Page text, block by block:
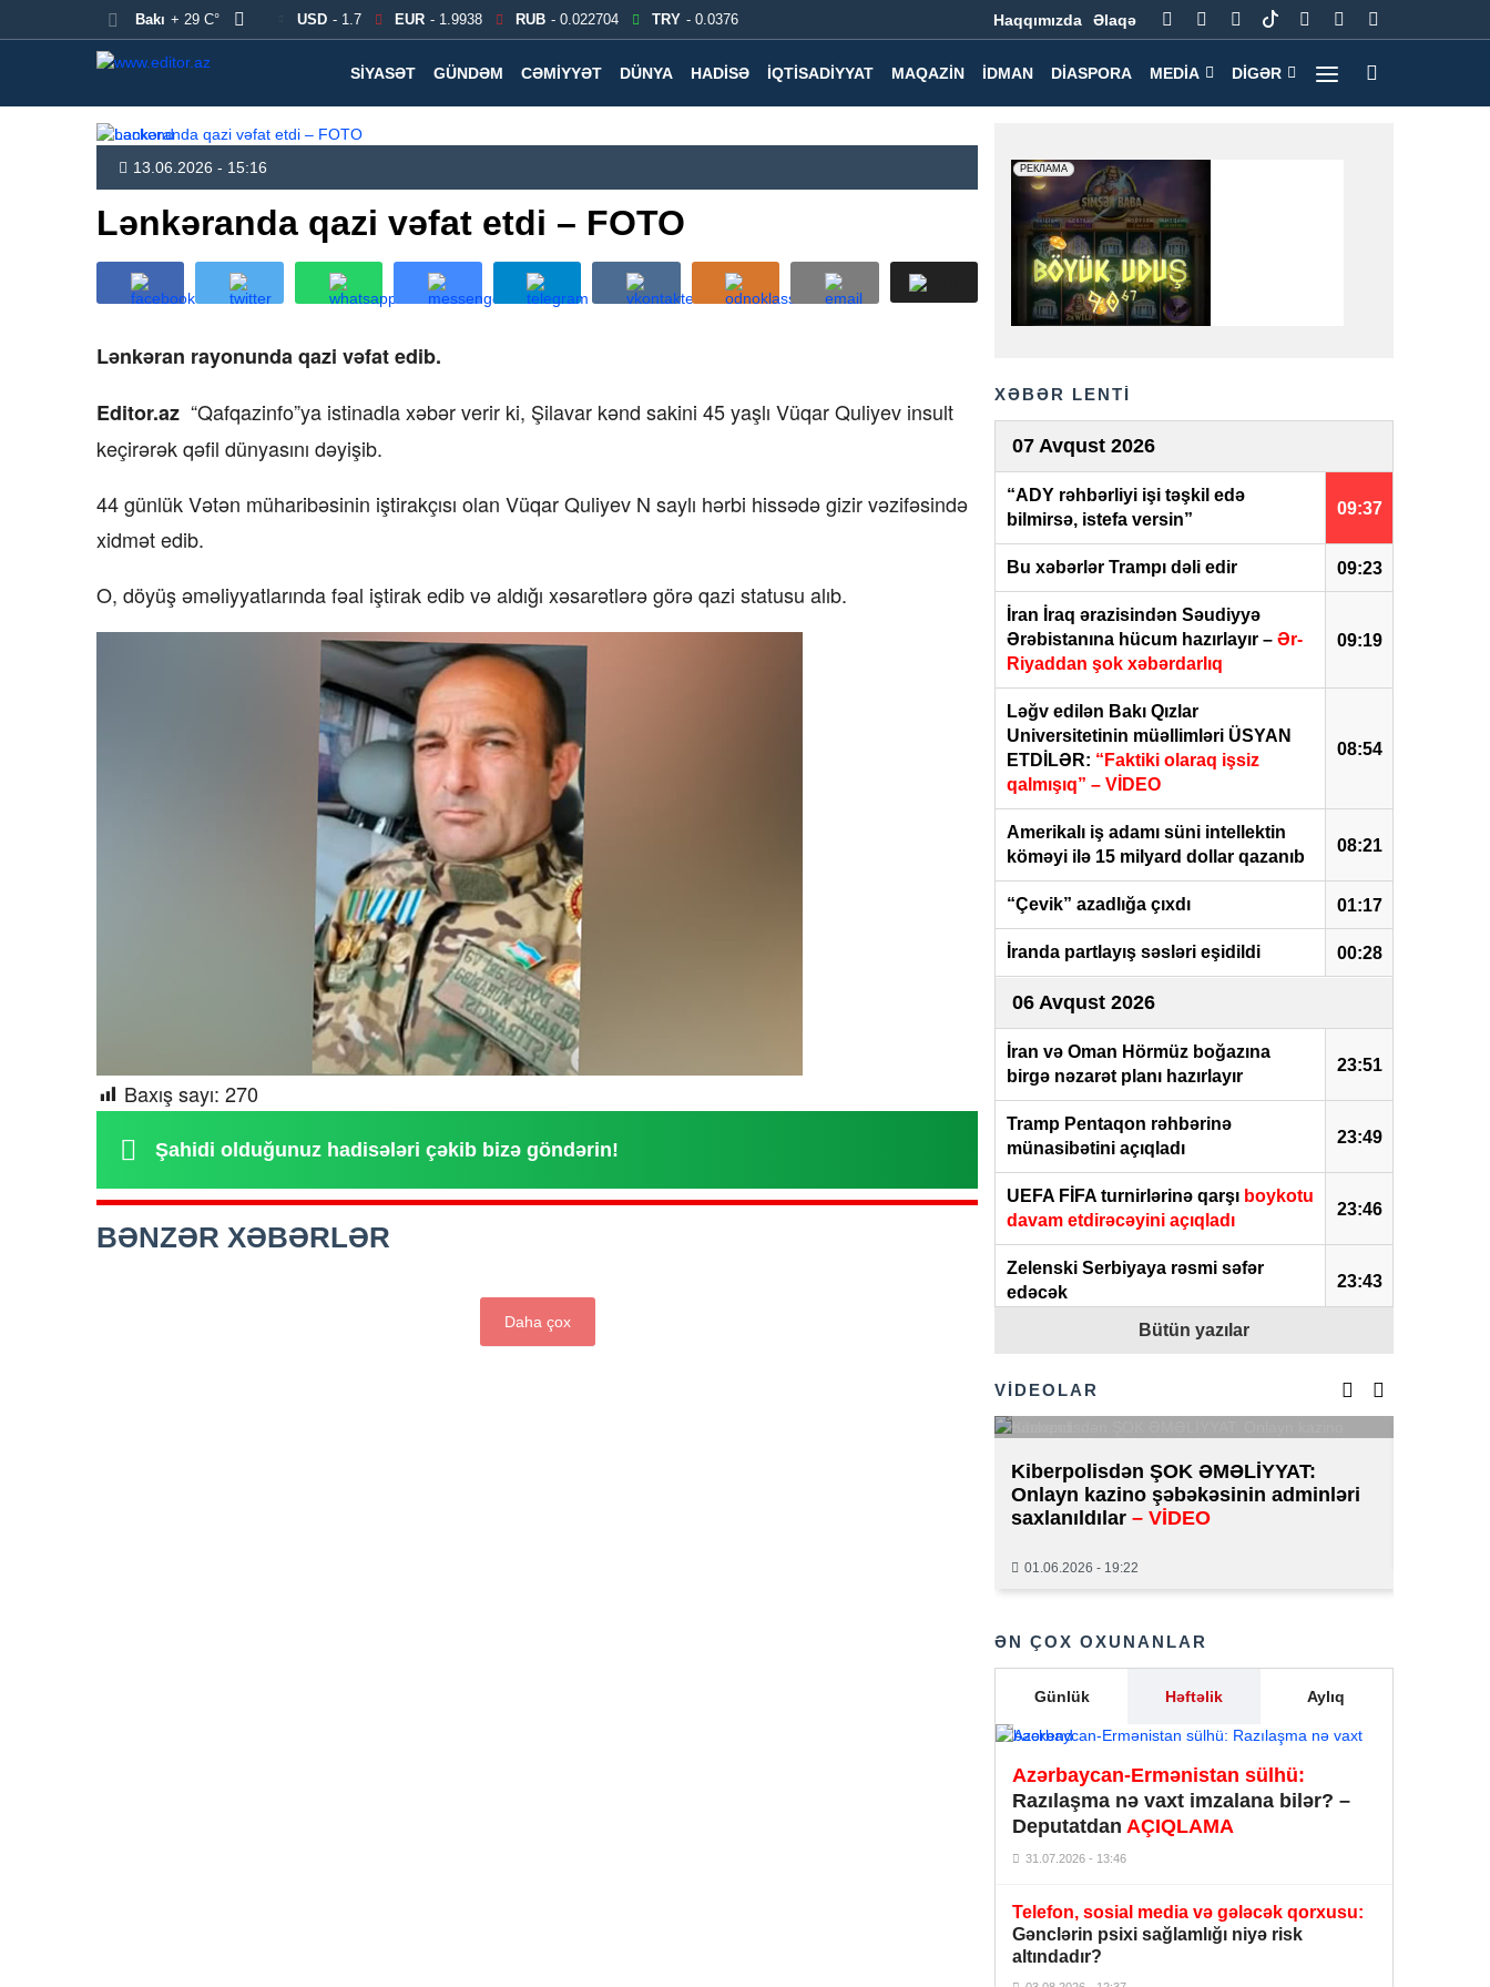
Bakı + 29 C° USD - 1.7 EUR - 1.9938 RUB - 0.022704 TRY - 0.0376 Haqqımızda Əlaqə
SIYASƏT GÜNDƏM CƏMIYYƏT DÜNYA HADISƏ İQTISADIYYAT MAQAZIN İDMAN DIASPORA MEDIA DIGƏR
13.06.2026 - 15:16
Lənkəranda qazi vəfat etdi – FOTO
Lənkəran rayonunda qazi vəfat edib.
Editor.az “Qafqazinfo”ya istinadla xəbər verir ki, Şilavar kənd sakini 45 yaşlı Vüqar Quliyev insult
keçirərək qəfil dünyasını dəyişib.
44 günlük Vətən müharibəsinin iştirakçısı olan Vüqar Quliyev N saylı hərbi hissədə gizir vəzifəsində
xidmət edib.
O, döyüş əməliyyatlarında fəal iştirak edib və aldığı xəsarətlərə görə qazi statusu alıb.
Baxış sayı: 270
Şahidi olduğunuz hadisələri çəkib bizə göndərin!
BƏNZƏR XƏBƏRLƏR
Daha çox
XƏBƏR LENTİ
07 Avqust 2026
09:37
“ADY rəhbərliyi işi təşkil edə
bilmirsə, istefa versin”
09:23
Bu xəbərlər Trampı dəli edir
09:19
İran İraq ərazisindən Səudiyyə
Ərəbistanına hücum hazırlayır – Ər-
Riyaddan şok xəbərdarlıq
08:54
Ləğv edilən Bakı Qızlar
Universitetinin müəllimləri ÜSYAN
ETDİLƏR: “Faktiki olaraq işsiz
qalmışıq” – VİDEO
08:21
Amerikalı iş adamı süni intellektin
köməyi ilə 15 milyard dollar qazanıb
01:17
“Çevik” azadlığa çıxdı
00:28
İranda partlayış səsləri eşidildi
06 Avqust 2026
23:51
İran və Oman Hörmüz boğazına
birgə nəzarət planı hazırlayır
23:49
Tramp Pentaqon rəhbərinə
münasibətini açıqladı
23:46
UEFA FİFA turnirlərinə qarşı boykotu
davam etdirəcəyini açıqladı
23:43
Zelenski Serbiyaya rəsmi səfər
edəcək
Real Madrid” Vinisius Juniorla yeni
Kanadanın CM-70 antidron raketi
Ukraynaya verilə bilər
23:10
Tramp Pentaqon rəhbərinə dəstəyini
təsdiqlədi
Zelenski:Ukraynanın öz ballistik
ola bilər
Ukraynada elektrik enerjisinin
bölgüsü dəyişdirilir: Hökumət yeni
qaydaları təsdiqlədi
Polşa Rusiyanın raketlərini Ukrayna
səmasında vurmağı müzakirəyə
Bütün yazılar
VİDEOLAR
Kiberpolisdən ŞOK ƏMƏLİYYAT:
Onlayn kazino şəbəkəsinin adminləri
saxlanıldılar – VİDEO
01.06.2026 - 19:22
ƏN ÇOX OXUNANLAR
Günlük Həftəlik Aylıq
Azərbaycan-Ermənistan sülhü:
Razılaşma nə vaxt imzalana bilər? –
Deputatdan AÇIQLAMA
31.07.2026 - 13:46
Telefon, sosial media və gələcək qorxusu:
Gənclərin psixi sağlamlığı niyə risk
altındadır?